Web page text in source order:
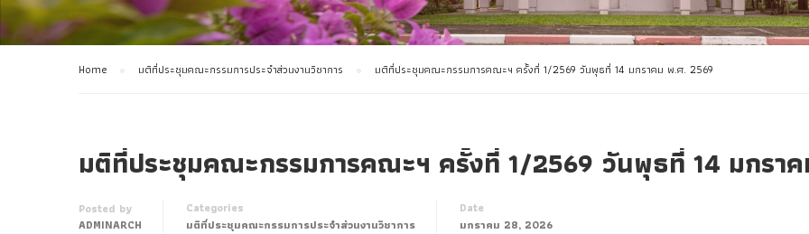
Home มติที่ประชุมคณะกรรมการประจำส่วนงานวิชาการ มติที่ประชุมคณะกรรมการคณะฯ ครั้งที่ 1/2569 วันพุธที่ 14 มกราคม พ.ศ. 2569
มติที่ประชุมคณะกรรมการคณะฯ ครั้งที่ 1/2569 วันพุธที่ 14 มกรา
Posted by
ADMINARCH
Categories
มติที่ประชุมคณะกรรมการประจำส่วนงานวิชาการ
Date
มกราคม 28, 2026